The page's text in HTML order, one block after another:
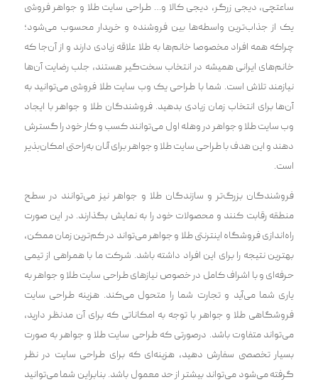
ساعتچی، ‌دیجی زرگر، ‌دیجی کالا و… طراحی سایت طلا و جواهر فروشی
یک از جذاب‌ترین واسطه‌ها بین فروشنده و خریدار محسوب می‌‌شود؛
چراکه همه افراد مخصوصا خانم‌ها به طلا علاقه زیادی دارند و از آن‌جا که
خانم‌های ایرانی همیشه در انتخاب سخت‌گیر هستند، جلب رضایت آن‌‌ها
نیازمند تلاش است. شما با طراحی یک وب سایت طلا فروشی می‌توانید به
آن‌ها برای انتخاب زمان زیادی بدهید. فروشندگان طلا و جواهر با ایجاد
وب سایت طلا و جواهر در وهله اول می‌‌توانند کسب و کار خود را گسترش
دهند و این هدف با طراحی سایت طلا و جواهر برای آنان به‌راحتی امکان‌پذیر
است.
فروشندگان بزرگ‌تر و سازندگان طلا و جواهر نیز می‌‌توانند در سطح
منطقه رقابت کنند و محصولات خود را به نمایش بگذارند. در این صورت
راه‌اندازی فروشگاه اینترنتی طلا و جواهر می‌‌تواند در کم‌ترین زمان ممکن،
بهترین نتیجه را برای این افراد داشته باشد. شرکت ما با همراهی از تیمی
حرفه‌ای و با اشراف کامل در خصوص نیاز‌های طراحی سایت طلا و جواهر به
یاری شما می‌آید و تجارت شما را متحول می‌کند. هزینه طراحی سایت
فروشگاهی طلا و جواهر با توجه به امکاناتی که برای آن مدنظر دارید،
می‌‌تواند متفاوت باشد. درصورتی که طراحی سایت طلا و جواهر به صورت
بسیار تخصصی سفارش دهید، هزینه‌ای که برای طراحی سایت در نظر
گرفته می‌‌شود می‌‌تواند بیشتر از حد معمول باشد. بنابراین شما می‌توانید